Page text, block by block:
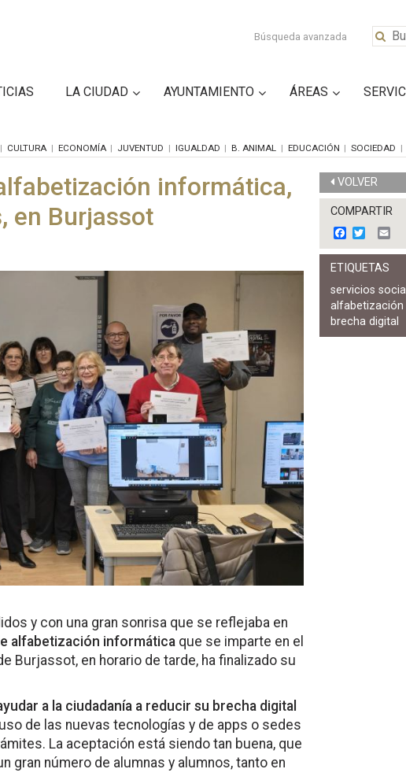
Búsqueda avanzada
LA CIUDAD AYUNTAMIENTO ÁREAS
CULTURA ECONOMÍA JUVENTUD IGUALDAD B. ANIMAL EDUCACIÓN SOCIEDAD
informática,
en Burjassot
y con una gran sonrisa que se reflejaba en
alfabetización informática que se imparte en el
Burjassot, en horario de tarde, ha finalizado su
a la ciudadanía a reducir su brecha digital
de las nuevas tecnologías y de apps o sedes
La aceptación está siendo tan buena, que
gran número de alumnas y alumnos, tanto en
VOLVER
COMPARTIR
F
a
c
e
b
o
o
k
w
i
t
e
r
m
a
ETIQUETAS
servicios
brecha digital